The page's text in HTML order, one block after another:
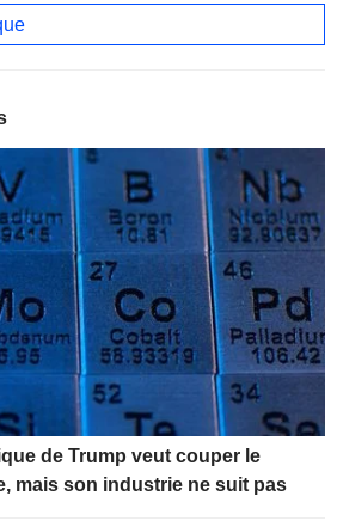
de Trump veut couper le
mais son industrie ne suit pas